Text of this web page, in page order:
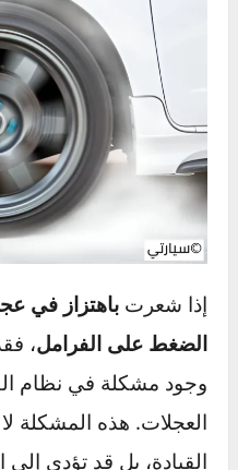
وضبط المسافة بينها
السيارة، لتجنب
متى يجب زيارة
إذا استمرت الأصوات بعد
الأقراص، فقد يكون
أو نظام التوجيه، مما
صيانة متخصص.
نصيحة مهمة:تجاهل
تلف كامل لنظام الفرامل
لذا احرص على معالجة